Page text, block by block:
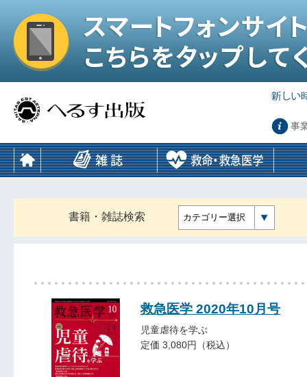
事
書籍・雑誌検索 カテゴリー選択
救急医学 2020年10月号
児童虐待を学ぶ
定価 3,080円（税込）